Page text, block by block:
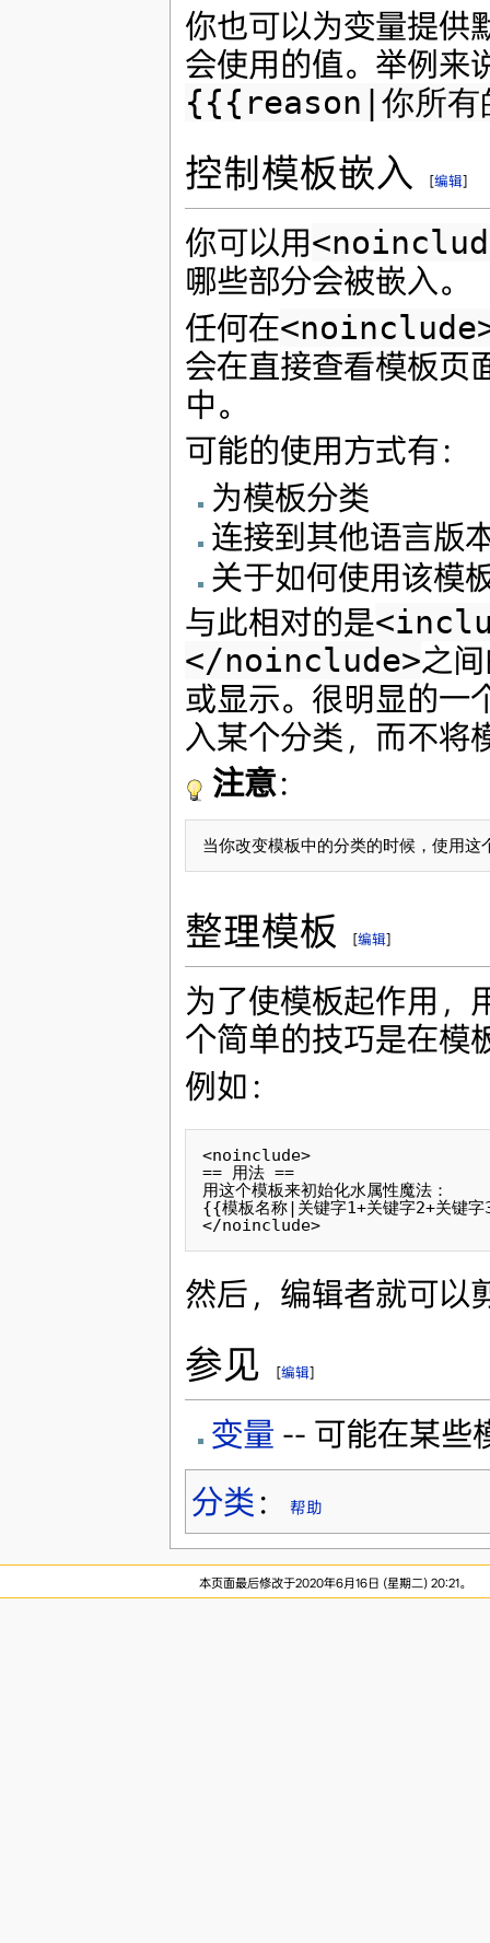
你也可以为变量提供
会使用的值。举例来
{{{reason|你所
控制模板嵌入 [编辑]
你可以用
哪些部分会被嵌入。
任何在
会在直接查看模板页
中。
可能的使用方式有：
为模板分类
连接到其他语言版
关于如何使用该模
与此相对的是
</noinclude>之
或显示。很明显的一
入某个分类，而不将
注意：
当你改变模板中的分类的时候，使用
整理模板 [编辑]
为了使模板起作用，
个简单的技巧是在模
例如：
<noinclude>
== 用法 ==
用这个模板来初始化水属性魔法：
{{模板名称|关键字1+关键字2+关键
</noinclude>
然后，编辑者就可以
参见 [编辑]
变量 -- 可能在某些
分类 ： 帮助
本页面最后修改于2020年6月16日 (星期二) 20:21。